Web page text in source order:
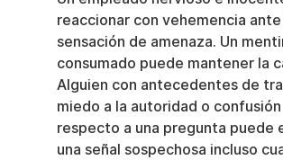
reaccionar con vehemencia ante
sensación de amenaza. Un
consumado puede mantener la
Alguien con antecedentes de
miedo a la autoridad o confusión
respecto a una pregunta puede
una señal sospechosa incluso